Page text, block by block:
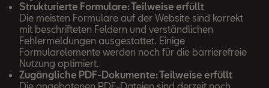
Strukturierte Formulare: Teilweise erfüllt
Die meisten Formulare auf der Website sind korrekt
mit beschrifteten Feldern und verständlichen
Fehlermeldungen ausgestattet. Einige
Formularelemente werden noch für die barrierefreie
Nutzung optimiert.
Zugängliche PDF-Dokumente: Teilweise erfüllt